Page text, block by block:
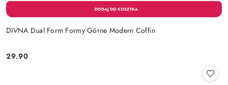
DIVNA Dual Form Formy Górne Modern Coffin
Cena:
29.90